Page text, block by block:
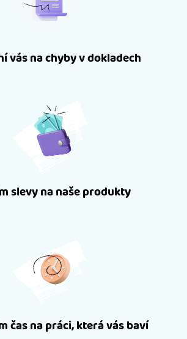
vás na chyby v dokladech
slevy na naše produkty
čas na práci, která vás baví